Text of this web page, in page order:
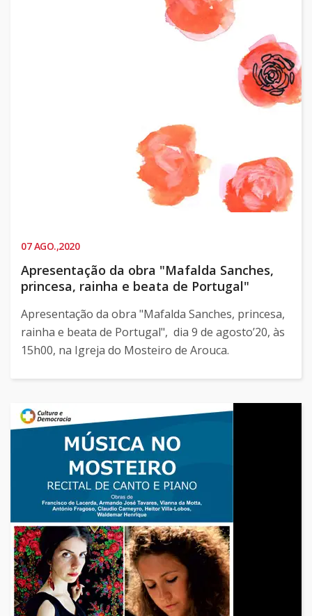
07AGO.,2020
Apresentação da obra "Mafalda Sanches,
princesa, rainha e beata de Portugal"
Apresentação da obra "Mafalda Sanches, princesa,
rainha e beata de Portugal", dia 9 de agosto’20, às
15h00, na Igreja do Mosteiro de Arouca.